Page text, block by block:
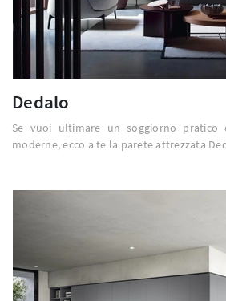
Dedalo
Se vuoi ultimare un soggiorno
moderne, ecco a te la parete attrezzata